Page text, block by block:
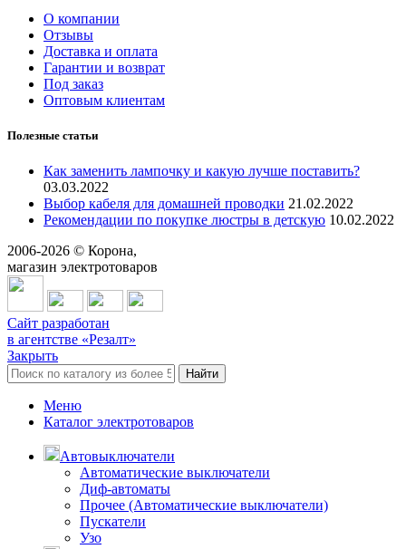
О компании
Отзывы
Доставка и оплата
Гарантии и возврат
Под заказ
Оптовым клиентам
Полезные статьи
Как заменить лампочку и какую лучше поставить?
03.03.2022
Выбор кабеля для домашней проводки 21.02.2022
Рекомендации по покупке люстры в детскую 10.02.2022
2006-2026 © Корона,
магазин электротоваров
Сайт разработан
в агентстве «Резалт»
Закрыть
Найти
Меню
Каталог электротоваров
Автовыключатели
Автоматические выключатели
Диф-автоматы
Прочее (Автоматические выключатели)
Пускатели
Узо